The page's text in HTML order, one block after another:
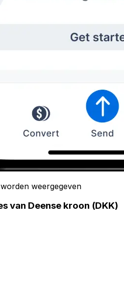
weergegeven
van Deense kroon (DKK)